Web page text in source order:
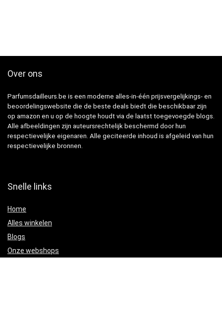
Over ons
Parfumsdailleurs.be is een moderne alles-in-één prijsvergelijkings- en
beoordelingswebsite die de beste deals biedt die beschikbaar zijn
op amazon en u op de hoogte houdt via de laatst toegevoegde blogs.
Alle afbeeldingen zijn auteursrechtelijk beschermd door hun
respectievelijke eigenaren. Alle geciteerde inhoud is afgeleid van hun
respectievelijke bronnen.
Snelle links
Home
Alles winkelen
Blogs
Onze webshops